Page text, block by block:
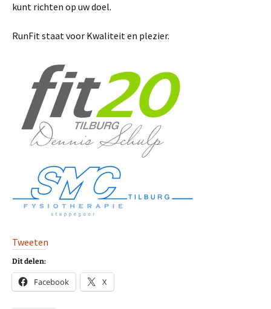
kunt richten op uw doel.
RunFit staat voor Kwaliteit en plezier.
Tweeten
Dit delen:
Facebook X